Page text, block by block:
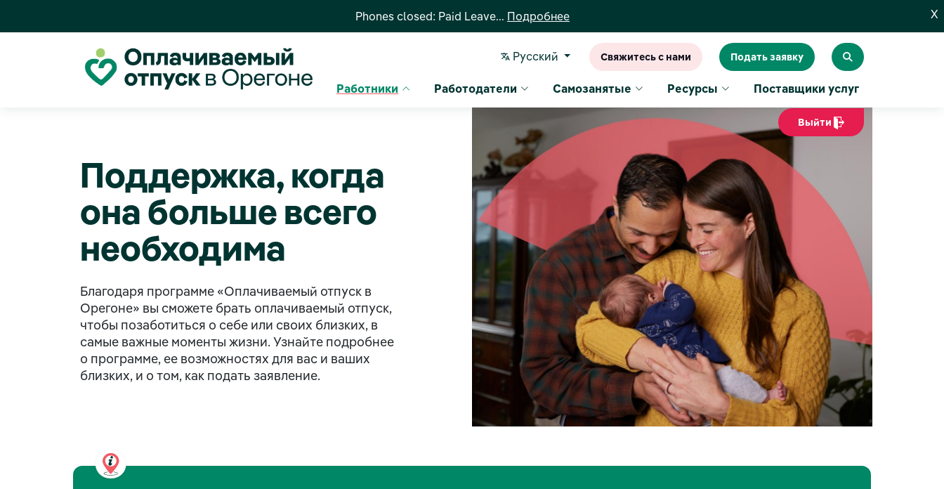
Phones closed: Paid Leave... Подробнее X
Pусский Свяжитесь с нами Подать заявку
Работники Работодатели Самозанятые Ресурсы Поставщики услуг
Выйти
Поддержка, когда
она больше всего
необходима
Благодаря программе «Оплачиваемый отпуск в
Орегоне» вы сможете брать оплачиваемый отпуск,
чтобы позаботиться о себе или своих близких, в
самые важные моменты жизни. Узнайте подробнее
о программе, ее возможностях для вас и ваших
близких, и о том, как подать заявление.